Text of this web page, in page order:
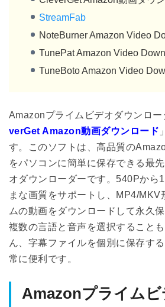
StreamFab
NoteBurner Amazon Video
TunePat Amazon Video
TuneBoto Amazon Video
Amazonプライムビデオダウンロ
verGet Amazon動画ダウンロード
す。このソフトは、高品質の
をパソコンに簡単に保存できる最
オダウンローダーです。540Pから
まな画質をサポートし、MP4/MKV
ムの動画をダウンロードして永久
複数の言語と音声を選択すること
ん、字幕ファイルを個別に保存す
常に便利です。
Amazonプライム